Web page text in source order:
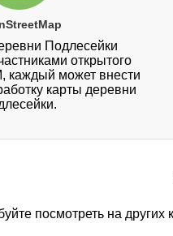
Подлесейки
открытого
каждый может внести
карты деревни
посмотреть на других